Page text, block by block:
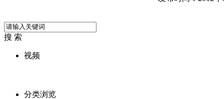
搜 索
视频
分类浏览